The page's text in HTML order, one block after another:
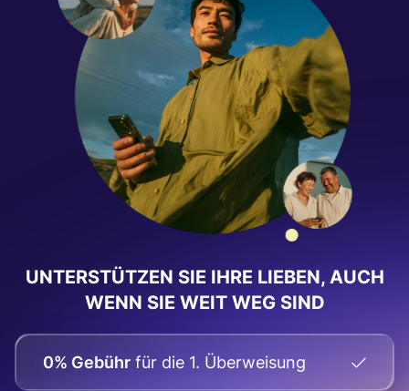
UNTERSTÜTZEN SIE IHRE LIEBEN, AUCH
WENN SIE WEIT WEG SIND
0% Gebühr für die 1. Überweisung